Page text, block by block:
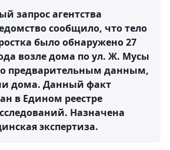
запрос агентства
сообщило, что тело
было обнаружено 27
возле дома по ул. Ж. Мусы
предварительным данным,
дома. Данный факт
в Едином реестре
Назначена
экспертиза.